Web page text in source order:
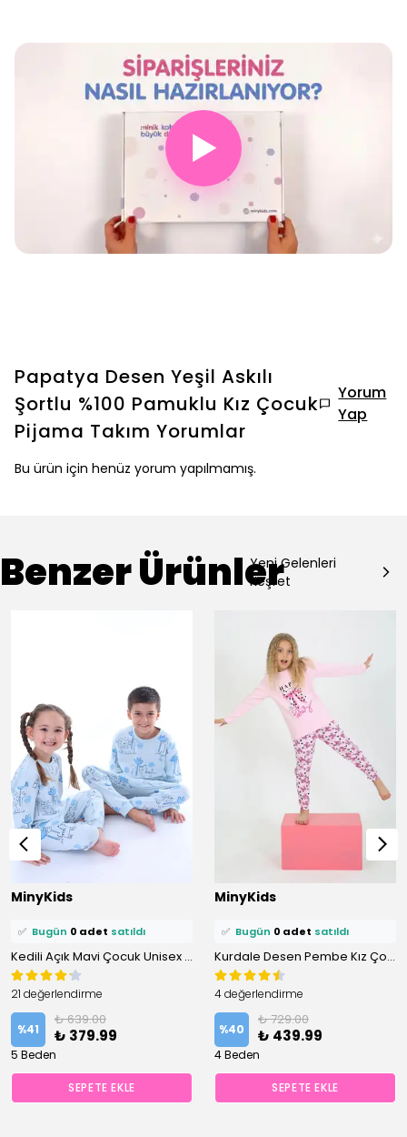
▶
Papatya Desen Yeşil Askılı
Şortlu %100 Pamuklu Kız Çocuk
Pijama Takım Yorumlar
Yorum
Yap
Bu ürün için henüz yorum yapılmamış.
Benzer ÜrünlerYeni Gelenleri
Keşfet
MinyKids
Bu ürünü
0 kişi
✅ Bugün 0 adet satıldı
Kedili Açık Mavi Çocuk Unisex Pijama Takımı
21 değerlendirme
%41
₺ 639.00
₺ 379.99
5 Beden
SEPETE EKLE
MinyKids
favoriledi!
0 kişi
✅ Bugün 0 adet satıldı
Kurdale Desen Pembe Kız Çocuk Pijama Takım
4 değerlendirme
%40
₺ 729.00
₺ 439.99
4 Beden
SEPETE EKLE